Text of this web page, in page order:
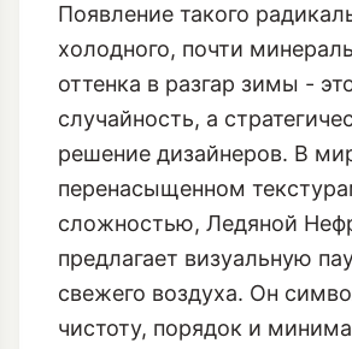
Появление такого
холодного, почти
оттенка в разгар зимы -
случайность, а
решение дизайнеров. В
перенасыщенном
сложностью, Ледяной
предлагает визуальную
свежего воздуха. Он
чистоту, порядок и